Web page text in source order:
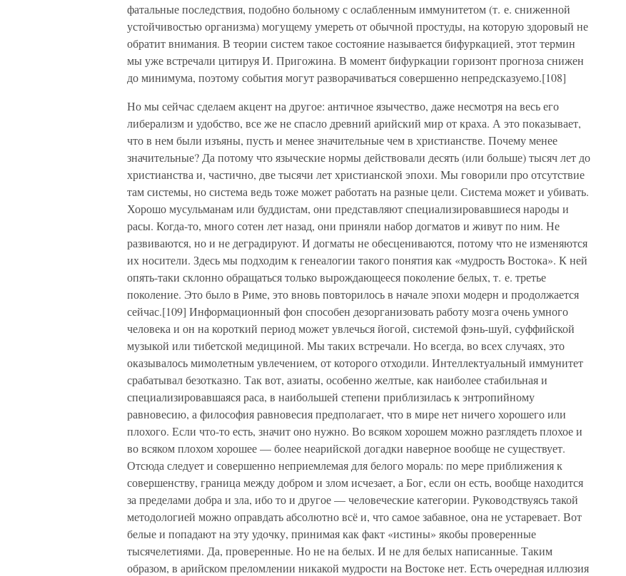
фатальные последствия, подобно больному с ослабленным иммунитетом (т. е. сниженной
устойчивостью организма) могущему умереть от обычной простуды, на которую здоровый не
обратит внимания. В теории систем такое состояние называется бифуркацией, этот термин
мы уже встречали цитируя И. Пригожина. В момент бифуркации горизонт прогноза снижен
до минимума, поэтому события могут разворачиваться совершенно непредсказуемо.[108]
Но мы сейчас сделаем акцент на другое: античное язычество, даже несмотря на весь его
либерализм и удобство, все же не спасло древний арийский мир от краха. А это показывает,
что в нем были изъяны, пусть и менее значительные чем в христианстве. Почему менее
значительные? Да потому что языческие нормы действовали десять (или больше) тысяч лет до
христианства и, частично, две тысячи лет христианской эпохи. Мы говорили про отсутствие
там системы, но система ведь тоже может работать на разные цели. Система может и убивать.
Хорошо мусульманам или буддистам, они представляют специализировавшиеся народы и
расы. Когда-то, много сотен лет назад, они приняли набор догматов и живут по ним. Не
развиваются, но и не деградируют. И догматы не обесцениваются, потому что не изменяются
их носители. Здесь мы подходим к генеалогии такого понятия как «мудрость Востока». К ней
опять-таки склонно обращаться только вырождающееся поколение белых, т. е. третье
поколение. Это было в Риме, это вновь повторилось в начале эпохи модерн и продолжается
сейчас.[109] Информационный фон способен дезорганизовать работу мозга очень умного
человека и он на короткий период может увлечься йогой, системой фэнь-шуй, суффийской
музыкой или тибетской медициной. Мы таких встречали. Но всегда, во всех случаях, это
оказывалось мимолетным увлечением, от которого отходили. Интеллектуальный иммунитет
срабатывал безотказно. Так вот, азиаты, особенно желтые, как наиболее стабильная и
специализировавшаяся раса, в наибольшей степени приблизилась к энтропийному
равновесию, а философия равновесия предполагает, что в мире нет ничего хорошего или
плохого. Если что-то есть, значит оно нужно. Во всяком хорошем можно разглядеть плохое и
во всяком плохом хорошее — более неарийской догадки наверное вообще не существует.
Отсюда следует и совершенно неприемлемая для белого мораль: по мере приближения к
совершенству, граница между добром и злом исчезает, а Бог, если он есть, вообще находится
за пределами добра и зла, ибо то и другое — человеческие категории. Руководствуясь такой
методологией можно оправдать абсолютно всё и, что самое забавное, она не устаревает. Вот
белые и попадают на эту удочку, принимая как факт «истины» якобы проверенные
тысячелетиями. Да, проверенные. Но не на белых. И не для белых написанные. Таким
образом, в арийском преломлении никакой мудрости на Востоке нет. Есть очередная иллюзия